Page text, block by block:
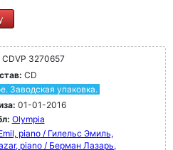
CDVP 3270657
CD
Заводская упаковка.
01-01-2016
Olympia
piano / Гилельс Эмиль,
piano / Берман Лазарь,